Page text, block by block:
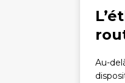
Au-